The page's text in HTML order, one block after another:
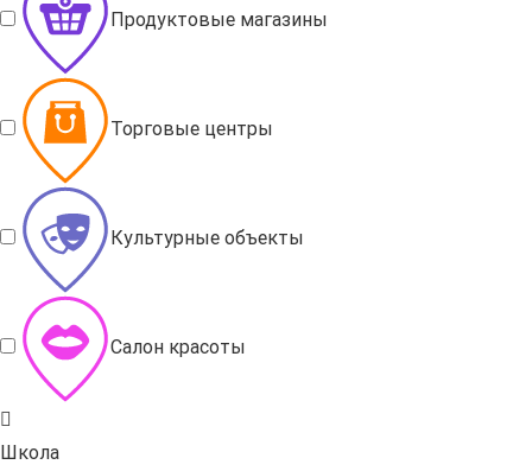
Продуктовые магазины
Торговые центры
Культурные объекты
Салон красоты
Школа